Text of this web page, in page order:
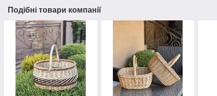
Подібні товари компанії